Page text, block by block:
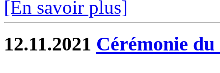
[En savoir plus]
12.11.2021 Cérémonie du